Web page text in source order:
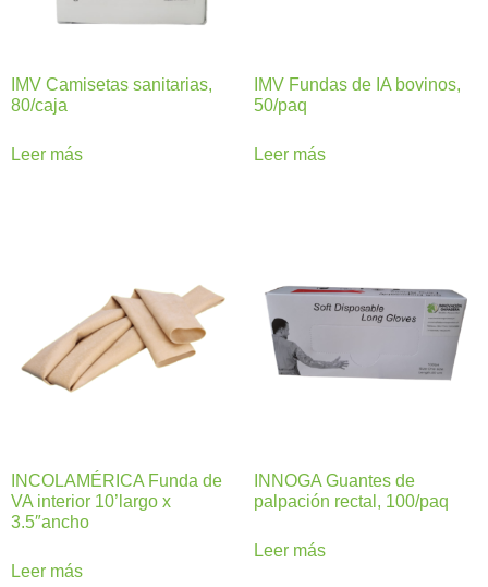
IMV Camisetas sanitarias,
80/caja
Leer más
IMV Fundas de IA bovinos,
50/paq
Leer más
INCOLAMÉRICA Funda de
VA interior 10’largo x
3.5″ancho
Leer más
INNOGA Guantes de
palpación rectal, 100/paq
Leer más